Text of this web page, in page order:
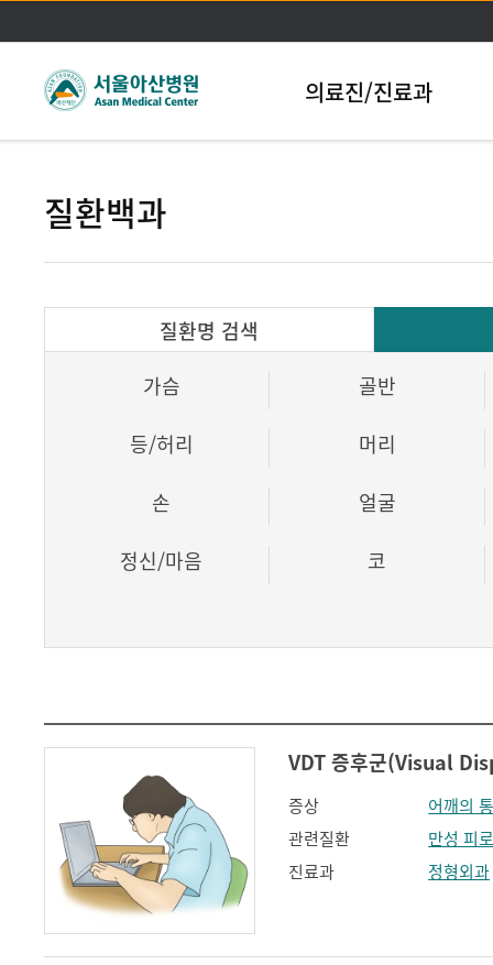
본문바로가기
의료진/진료과
질환백과
질환명 검색
가슴
골반
등/허리
머리
손
얼굴
정신/마음
코
VDT 증후군(Visual
증상
어깨의
관련질환
만성 피
진료과
정형외과